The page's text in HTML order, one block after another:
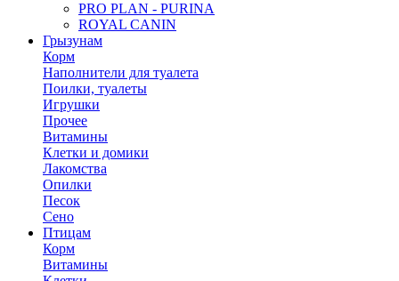
PRO PLAN - PURINA
ROYAL CANIN
Грызунам
Корм
Наполнители для туалета
Поилки, туалеты
Игрушки
Прочее
Витамины
Клетки и домики
Лакомства
Опилки
Песок
Сено
Птицам
Корм
Витамины